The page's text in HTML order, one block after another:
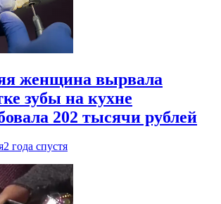
женщина вырвала
зубы на кухне
202 тысячи рублей
2 года спустя